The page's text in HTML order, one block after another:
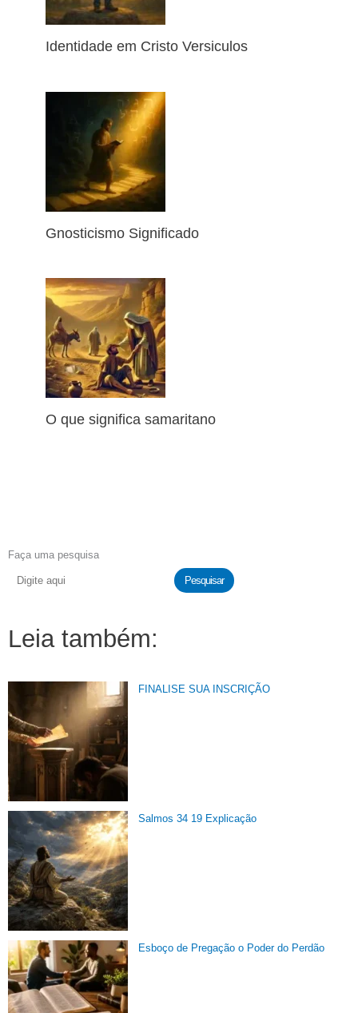
Identidade em Cristo Versiculos
Gnosticismo Significado
O que significa samaritano
Faça uma pesquisa
Pesquisar
Leia também:
FINALISE SUA INSCRIÇÃO
Salmos 34 19 Explicação
Esboço de Pregação o Poder do Perdão